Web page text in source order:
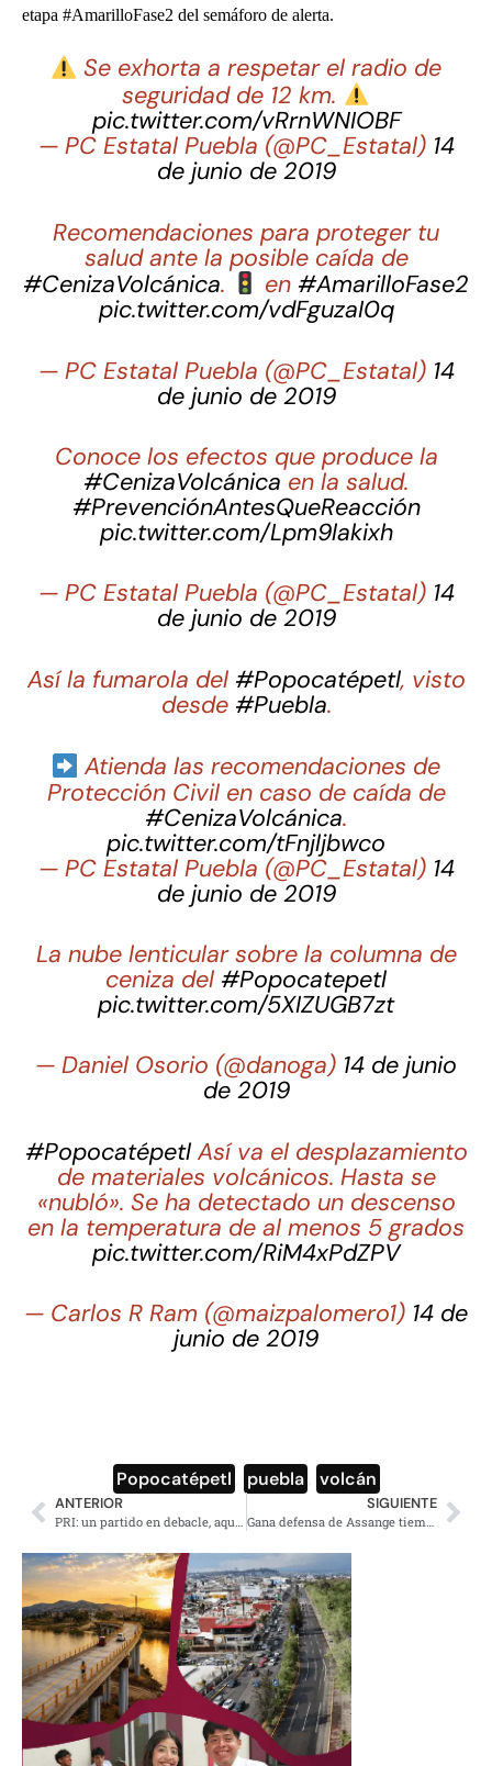
etapa #AmarilloFase2 del semáforo de alerta.
Se exhorta a respetar el radio de
seguridad de 12 km.
pic.twitter.com/vRrnWNIOBF
— PC Estatal Puebla (@PC_Estatal) 14
de junio de 2019
Recomendaciones para proteger tu
salud ante la posible caída de
#CenizaVolcánica. en#AmarilloFase2
pic.twitter.com/vdFguzaI0q
— PC Estatal Puebla (@PC_Estatal) 14
de junio de 2019
Conoce los efectos que produce la
#CenizaVolcánica en la salud.
#PrevenciónAntesQueReacción
pic.twitter.com/Lpm9lakixh
— PC Estatal Puebla (@PC_Estatal) 14
de junio de 2019
Así la fumarola del #Popocatépetl, visto
desde #Puebla.
Atienda las recomendaciones de
Protección Civil en caso de caída de
#CenizaVolcánica.
pic.twitter.com/tFnjljbwco
— PC Estatal Puebla (@PC_Estatal) 14
de junio de 2019
La nube lenticular sobre la columna de
ceniza del #Popocatepetl
pic.twitter.com/5XIZUGB7zt
— Daniel Osorio (@danoga) 14 de junio
de 2019
#PopocatépetlAsí va el desplazamiento
de materiales volcánicos. Hasta se
«nubló». Se ha detectado un descenso
en la temperatura de al menos 5 grados
pic.twitter.com/RiM4xPdZPV
— Carlos R Ram (@maizpalomero1) 14 de
junio de 2019
Popocatépetl puebla volcán
ANTERIOR
PRI: un partido en debacle, aquel que nunca verían desquebrajarse
SIGUIENTE
Gana defensa de Assange tiempo, audiencia será hasta 2020